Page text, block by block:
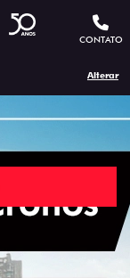
CONTATO
Alterar